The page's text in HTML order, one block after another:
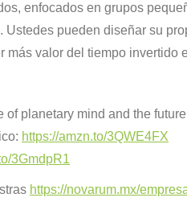
enfocados en grupos
Ustedes pueden diseñar su
más valor del tiempo invertido
of planetary mind and the
https://amzn.to/3QWE4FX
3GmdpR1
https://novarum.mx/